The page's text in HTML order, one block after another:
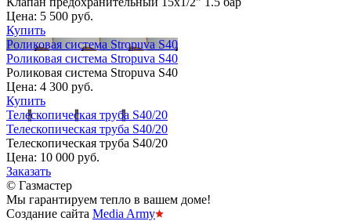
Цена: 5 500 руб.
Купить
Роликовая система Stropuva S40
Роликовая система Stropuva S40
Роликовая система Stropuva S40
Цена: 4 300 руб.
Купить
Телескопическая труба S40/20
Телескопическая труба S40/20
Телескопическая труба S40/20
Цена: 10 000 руб.
Заказать
© Газмастер
Мы гарантируем тепло в вашем доме!
Создание сайта Media Army